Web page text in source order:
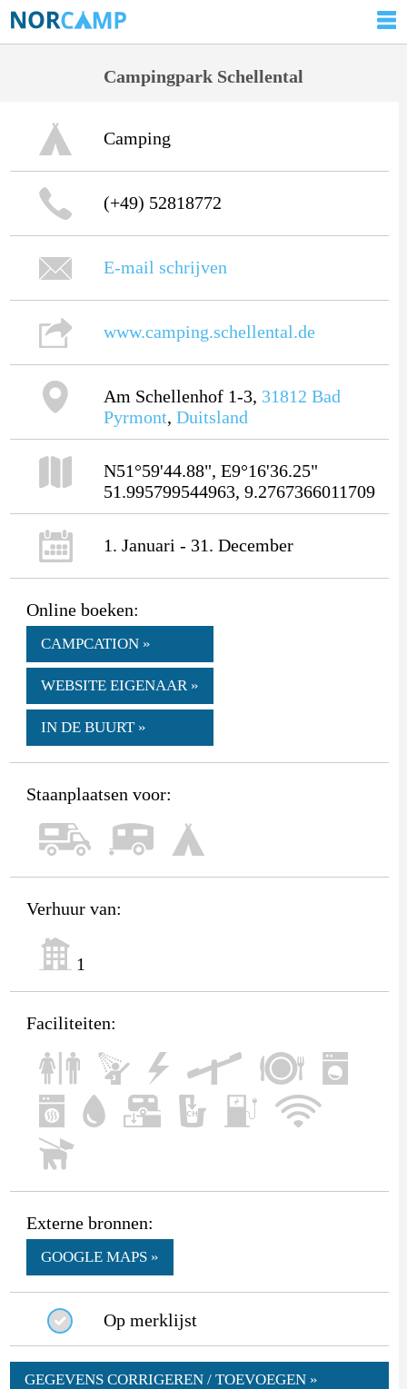
Campingpark Schellental
Camping
(+49) 52818772
E-mail schrijven
www.camping.schellental.de
Am Schellenhof 1-3, 31812 Bad
Pyrmont, Duitsland
N51°59'44.88", E9°16'36.25"
51.995799544963, 9.2767366011709
1. Januari - 31. December
Online boeken:
CAMPCATION »
WEBSITE EIGENAAR »
IN DE BUURT »
Staanplaatsen voor:
Verhuur van:
1
Faciliteiten:
Externe bronnen:
GOOGLE MAPS »
Op merklijst
GEGEVENS CORRIGEREN / TOEVOEGEN »